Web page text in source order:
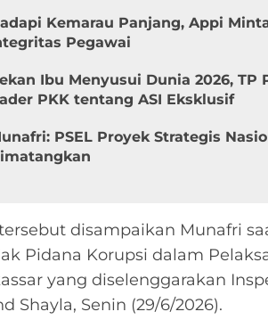
Kemarau Panjang, Appi
Pegawai
Ibu Menyusui Dunia 2026,
PKK tentang ASI Eksklusif
PSEL Proyek Strategis
disampaikan Munafri
Pidana Korupsi dalam
yang diselenggarakan
Shayla, Senin (29/6/2026).